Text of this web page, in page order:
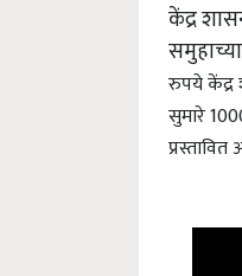
केंद्र
रुपये केंद्र
सुमारे